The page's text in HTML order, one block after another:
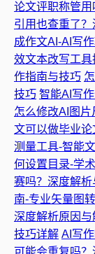
论文评职称管
引用也查重了
成作文AI-AI写
效文本改写工具
作指南与技巧
技巧 智能AI写
怎么修改AI图
文可以做毕业
测量工具-智能
何设置目录-学
赛吗？深度解
南-专业矢量图
深度解析原因与
技巧详解 AI写
可能会重复吗